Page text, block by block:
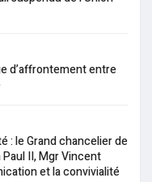
d’affrontement entre
: le Grand chancelier de
II, Mgr Vincent
et la convivialité